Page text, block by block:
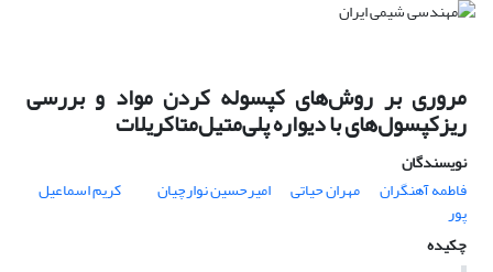
مروری بر روش‌های کپسوله کردن مواد و بررسی
ریزکپسول‌های با دیواره پلی‌متیل‌متاکریلات
نویسندگان
فاطمه آهنگران
مهران حیاتی امیرحسین نوارچیان کریم اسماعیل
پور
چکیده